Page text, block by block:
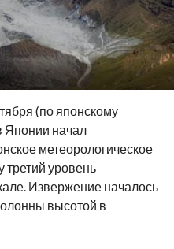
(по японскому
Японии начал
метеорологическое
третий уровень
Извержение началось
высотой в